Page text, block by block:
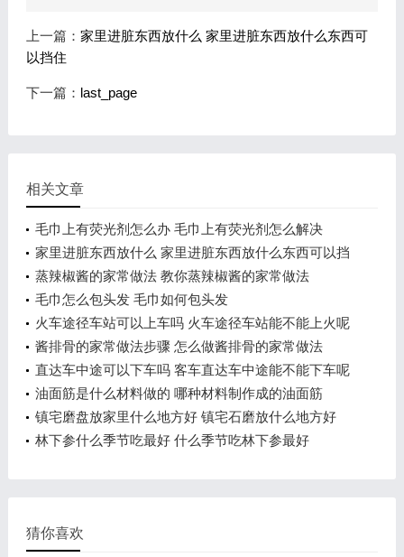
上一篇： 家里进脏东西放什么 家里进脏东西放什么东西可
以挡住
下一篇： last_page
相关文章
毛巾上有荧光剂怎么办 毛巾上有荧光剂怎么解决
家里进脏东西放什么 家里进脏东西放什么东西可以挡
住
蒸辣椒酱的家常做法 教你蒸辣椒酱的家常做法
毛巾怎么包头发 毛巾如何包头发
火车途径车站可以上车吗 火车途径车站能不能上火呢
酱排骨的家常做法步骤 怎么做酱排骨的家常做法
直达车中途可以下车吗 客车直达车中途能不能下车呢
油面筋是什么材料做的 哪种材料制作成的油面筋
镇宅磨盘放家里什么地方好 镇宅石磨放什么地方好
林下参什么季节吃最好 什么季节吃林下参最好
猜你喜欢